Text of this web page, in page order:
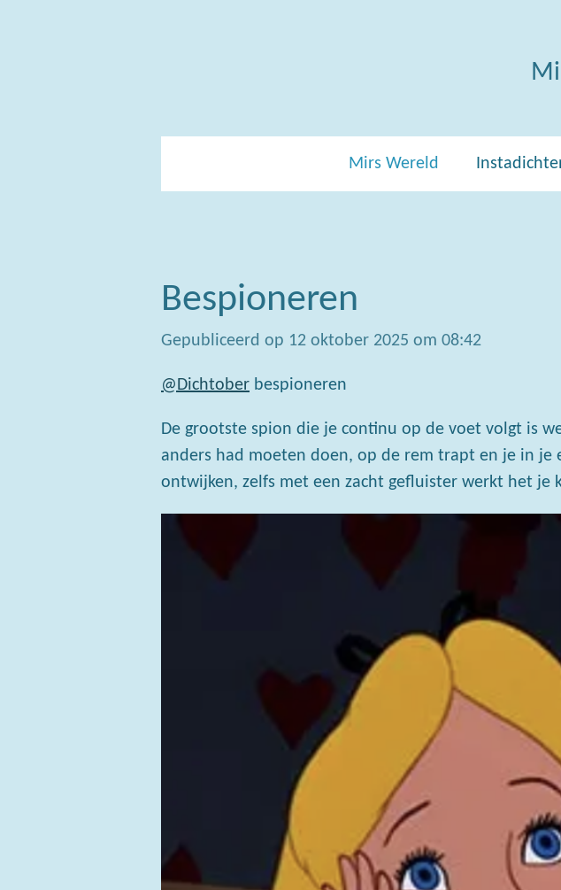
Mirs Wereld
Bespioneren
Gepubliceerd op 12 oktober 2025 om 08:42
@Dichtober bespioneren
De grootste spion die je continu op de voet volgt is
anders had moeten doen, op de rem trapt en je in
ontwijken, zelfs met een zacht gefluister werkt het je